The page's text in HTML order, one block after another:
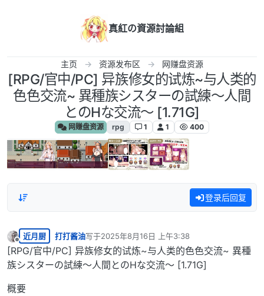
真紅の資源討論組
主页 资源发布区 网赚盘资源
[RPG/官中/PC] 异族修女的试炼~与人类的
色色交流~ 異種族シスターの試練～人間
とのHな交流～ [1.71G]
网赚盘资源 rpg 1 1 400
登录后回复
离线
近月厨 打打酱油写于2025年8月16日 上午3:38
最后由 编辑
[RPG/官中/PC] 异族修女的试炼~与人类的色色交流~ 異種
族シスターの試練～人間とのHな交流～ [1.71G]
概要